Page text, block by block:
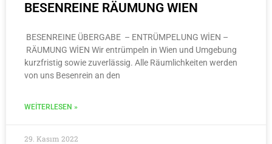
BESENREINE RÄUMUNG WIEN
BESENREINE ÜBERGABE – ENTRÜMPELUNG WİEN –
RÄUMUNG WİEN Wir entrümpeln in Wien und Umgebung
kurzfristig sowie zuverlässig. Alle Räumlichkeiten werden
von uns Besenrein an den
WEITERLESEN »
29. Kasım 2022